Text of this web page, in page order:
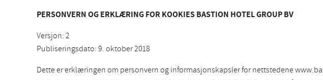
PERSONVERN OG ERKLÆRING FOR KOOKIES BASTION HOTEL GROUP BV
Versjon: 2
Publiseringsdato: 9. oktober 2018
Dette er erklæringen om personvern og informasjonskapsler for nettstedene